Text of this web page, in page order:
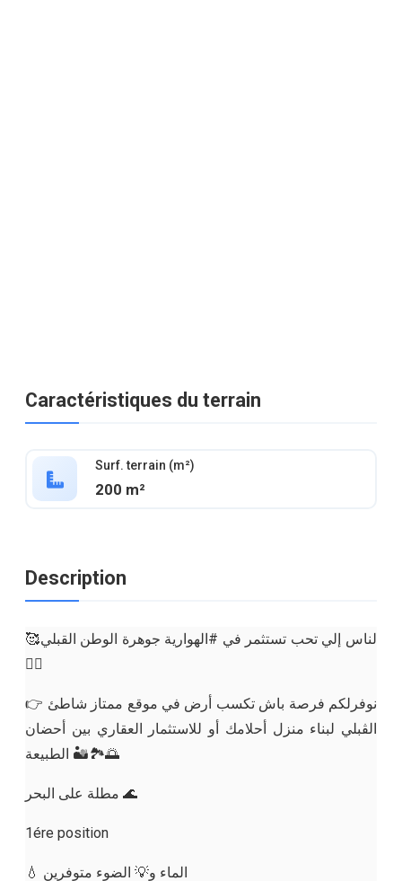
Caractéristiques du terrain
Surf. terrain (m²)
200 m²
Description
🥰لناس إلي تحب تستثمر في #الهوارية جوهرة الوطن القبلي
🚣‍♀️
👉 نوفرلكم فرصة باش تكسب أرض في موقع ممتاز شاطئ
الڨبلي لبناء منزل أحلامك أو للاستثمار العقاري بين أحضان
الطبيعة 🏜🏞🌅
مطلة على البحر 🌊
1ére position
💧 الماء و💡 الضوء متوفرين